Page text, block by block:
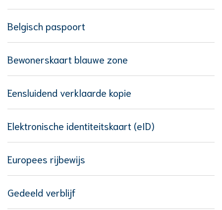
Belgisch paspoort
Bewonerskaart blauwe zone
Eensluidend verklaarde kopie
Elektronische identiteitskaart (eID)
Europees rijbewijs
Gedeeld verblijf